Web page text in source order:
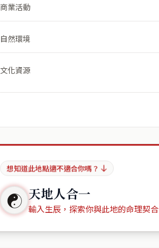
商業活動
自然環境
文化資源
想知道此地點適不適合你嗎？
☯ 天地人合一
輸入生辰，探索你與此地的命理契合